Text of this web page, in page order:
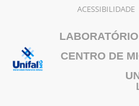
ACESSIBILIDADE
conteúdo
CENTRO DE